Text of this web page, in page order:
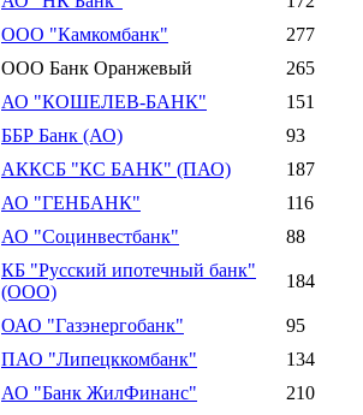
ООО "Камкомбанк"
277
ООО Банк Оранжевый
265
АО "КОШЕЛЕВ-БАНК"
151
ББР Банк (АО)
93
АККСБ "КС БАНК" (ПАО)
187
АО "ГЕНБАНК"
116
АО "Социнвестбанк" 88
КБ "Русский ипотечный банк"
(ООО)
184
ОАО "Газэнергобанк"
95
ПАО "Липецккомбанк"
134
АО "Банк ЖилФинанс" 210